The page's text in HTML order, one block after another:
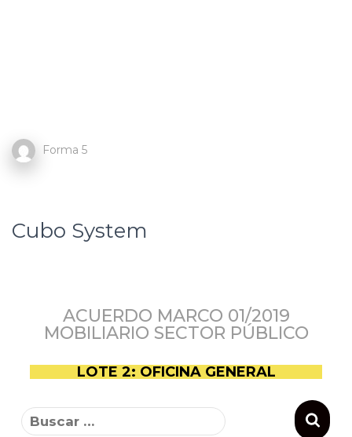
Forma 5
Cubo System
ACUERDO MARCO 01/2019
MOBILIARIO SECTOR PÚBLICO
LOTE 2: OFICINA GENERAL